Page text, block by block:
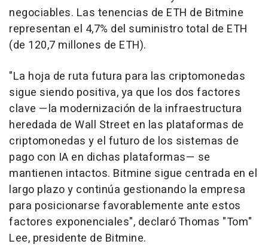
negociables. Las tenencias de ETH de Bitmine
representan el 4,7% del suministro total de ETH
(de 120,7 millones de ETH).
"La hoja de ruta futura para las criptomonedas
sigue siendo positiva, ya que los dos factores
clave —la modernización de la infraestructura
heredada de Wall Street en las plataformas de
criptomonedas y el futuro de los sistemas de
pago con IA en dichas plataformas— se
mantienen intactos. Bitmine sigue centrada en el
largo plazo y continúa gestionando la empresa
para posicionarse favorablemente ante estos
factores exponenciales", declaró Thomas "Tom"
Lee, presidente de Bitmine.